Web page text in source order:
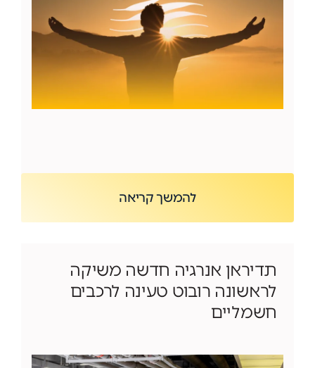
להמשך קריאה
תדיראן אנרגיה חדשה משיקה
לראשונה רובוט טעינה לרכבים
חשמליים